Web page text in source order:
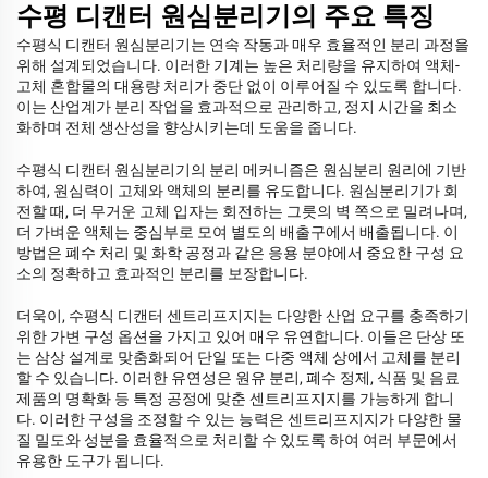
수평 디캔터 원심분리기의 주요 특징
수평식 디캔터 원심분리기는 연속 작동과 매우 효율적인 분리 과정을
위해 설계되었습니다. 이러한 기계는 높은 처리량을 유지하여 액체-
고체 혼합물의 대용량 처리가 중단 없이 이루어질 수 있도록 합니다.
이는 산업계가 분리 작업을 효과적으로 관리하고, 정지 시간을 최소
화하며 전체 생산성을 향상시키는데 도움을 줍니다.
수평식 디캔터 원심분리기의 분리 메커니즘은 원심분리 원리에 기반
하여, 원심력이 고체와 액체의 분리를 유도합니다. 원심분리기가 회
전할 때, 더 무거운 고체 입자는 회전하는 그릇의 벽 쪽으로 밀려나며,
더 가벼운 액체는 중심부로 모여 별도의 배출구에서 배출됩니다. 이
방법은 폐수 처리 및 화학 공정과 같은 응용 분야에서 중요한 구성 요
소의 정확하고 효과적인 분리를 보장합니다.
더욱이, 수평식 디캔터 센트리프지지는 다양한 산업 요구를 충족하기
위한 가변 구성 옵션을 가지고 있어 매우 유연합니다. 이들은 단상 또
는 삼상 설계로 맞춤화되어 단일 또는 다중 액체 상에서 고체를 분리
할 수 있습니다. 이러한 유연성은 원유 분리, 폐수 정제, 식품 및 음료
제품의 명확화 등 특정 공정에 맞춘 센트리프지지를 가능하게 합니
다. 이러한 구성을 조정할 수 있는 능력은 센트리프지지가 다양한 물
질 밀도와 성분을 효율적으로 처리할 수 있도록 하여 여러 부문에서
유용한 도구가 됩니다.